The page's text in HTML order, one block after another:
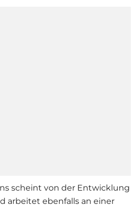
scheint von der Entwicklung
arbeitet ebenfalls an einer